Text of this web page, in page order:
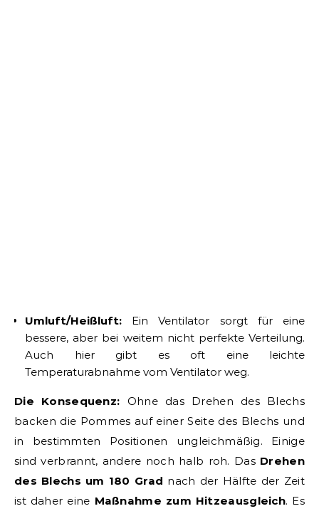
Umluft/Heißluft: Ein Ventilator sorgt für eine
bessere, aber bei weitem nicht perfekte Verteilung.
Auch hier gibt es oft eine leichte
Temperaturabnahme vom Ventilator weg.
Die Konsequenz: Ohne das Drehen des Blechs
backen die Pommes auf einer Seite des Blechs und
in bestimmten Positionen ungleichmäßig. Einige
sind verbrannt, andere noch halb roh. Das Drehen
des Blechs um 180 Grad nach der Hälfte der Zeit
ist daher eine Maßnahme zum Hitzeausgleich. Es